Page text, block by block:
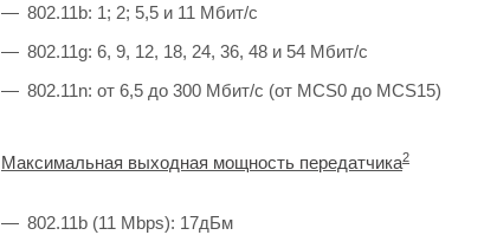
802.11b: 1; 2; 5,5 и 11 Мбит/с
802.11g: 6, 9, 12, 18, 24, 36, 48 и 54 Мбит/с
802.11n: от 6,5 до 300 Мбит/c (от MCS0 до MCS15)
Максимальная выходная мощность передатчика2
802.11b (11 Mbps): 17дБм